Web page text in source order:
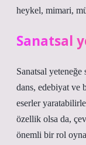
heykel, mimari,
Sanatsal
Sanatsal
dans, edebiyat ve
eserler
özellik olsa da,
önemli bir rol